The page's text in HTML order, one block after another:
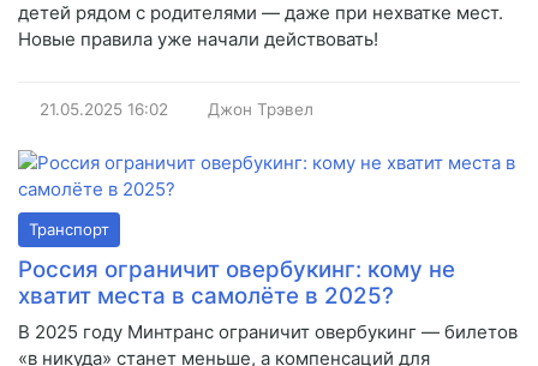
детей рядом с родителями — даже при нехватке мест.
Новые правила уже начали действовать!
21.05.2025 16:02 Джон Трэвел
Транспорт
Россия ограничит овербукинг: кому не
хватит места в самолёте в 2025?
В 2025 году Минтранс ограничит овербукинг — билетов
«в никуда» станет меньше, а компенсаций для